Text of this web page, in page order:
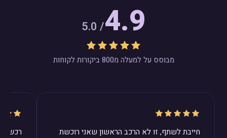
4.9
/ 5.0
מבוסס על למעלה מ800 ביקורות לקוחות
חייבת לשתף, זו לא הרכב הראשון שאני רוכשת
רכשנו